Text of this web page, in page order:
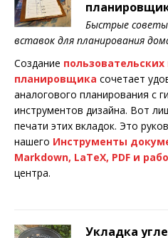
Быстрые
вставок для планирования
Создание
планировщика сочетает
аналогового планирования с
инструментов дизайна. Вот
печати этих вкладок. Это
нашего Инструменты
Markdown, LaTeX, PDF и
центра.
Укладка